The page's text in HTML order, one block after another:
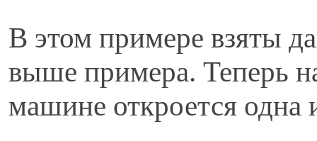
В этом примере взяты
выше примера. Теперь
машине откроется одна